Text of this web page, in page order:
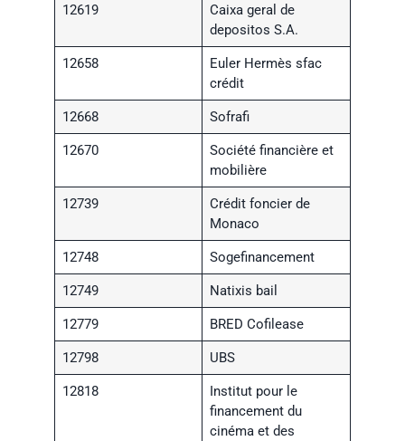
12619
Caixa geral de
depositos S.A.
12658
Euler Hermès sfac
crédit
12668 Sofrafi
12670
Société financière et
mobilière
12739
Crédit foncier de
Monaco
12748 Sogefinancement
12749 Natixis bail
12779 BRED Cofilease
12798 UBS
12818
Institut pour le
financement du
cinéma et des